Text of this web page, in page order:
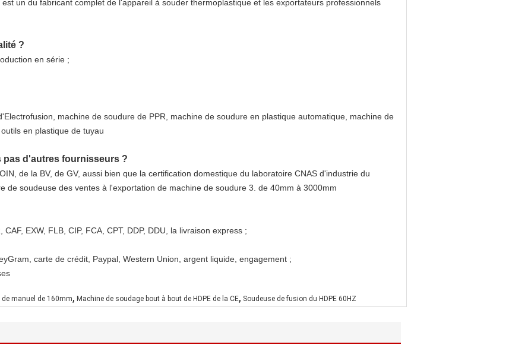
un du fabricant complet de l'appareil à souder thermoplastique et les exportateurs professionnels
?
en série ;
machine de soudure de PPR, machine de soudure en plastique automatique, machine de
en plastique de tuyau
pas d'autres fournisseurs ?
de la BV, de GV, aussi bien que la certification domestique du laboratoire CNAS d'industrie du
de soudeuse des ventes à l'exportation de machine de soudure 3. de 40mm à 3000mm
EXW, FLB, CIP, FCA, CPT, DDP, DDU, la livraison express ;
carte de crédit, Paypal, Western Union, argent liquide, engagement ;
manuel de 160mm, Machine de soudage bout à bout de HDPE de la CE, Soudeuse de fusion du HDPE 60HZ